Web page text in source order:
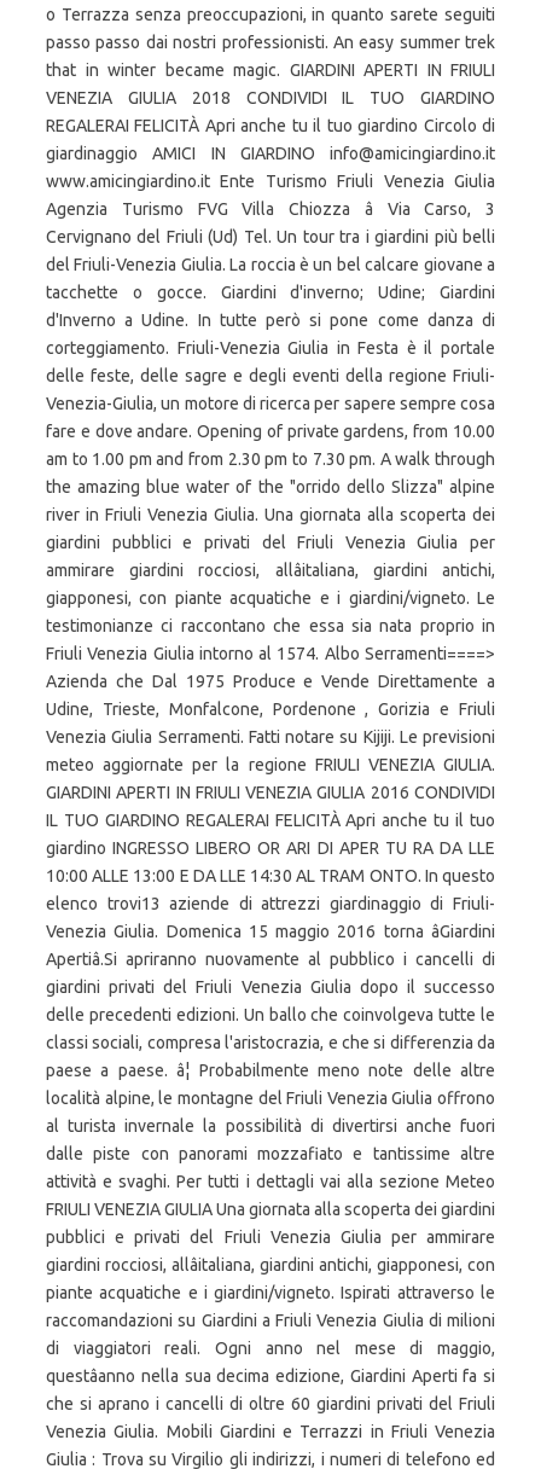
o Terrazza senza preoccupazioni, in quanto sarete seguiti
passo passo dai nostri professionisti. An easy summer trek
that in winter became magic. GIARDINI APERTI IN FRIULI
VENEZIA GIULIA 2018 CONDIVIDI IL TUO GIARDINO
REGALERAI FELICITÀ Apri anche tu il tuo giardino Circolo di
giardinaggio AMICI IN GIARDINO info@amicingiardino.it
www.amicingiardino.it Ente Turismo Friuli Venezia Giulia
Agenzia Turismo FVG Villa Chiozza â Via Carso, 3
Cervignano del Friuli (Ud) Tel. Un tour tra i giardini più belli
del Friuli-Venezia Giulia. La roccia è un bel calcare giovane a
tacchette o gocce. Giardini d'inverno; Udine; Giardini
d'Inverno a Udine. In tutte però si pone come danza di
corteggiamento. Friuli-Venezia Giulia in Festa è il portale
delle feste, delle sagre e degli eventi della regione Friuli-
Venezia-Giulia, un motore di ricerca per sapere sempre cosa
fare e dove andare. Opening of private gardens, from 10.00
am to 1.00 pm and from 2.30 pm to 7.30 pm. A walk through
the amazing blue water of the "orrido dello Slizza" alpine
river in Friuli Venezia Giulia. Una giornata alla scoperta dei
giardini pubblici e privati del Friuli Venezia Giulia per
ammirare giardini rocciosi, allâitaliana, giardini antichi,
giapponesi, con piante acquatiche e i giardini/vigneto. Le
testimonianze ci raccontano che essa sia nata proprio in
Friuli Venezia Giulia intorno al 1574. Albo Serramenti====>
Azienda che Dal 1975 Produce e Vende Direttamente a
Udine, Trieste, Monfalcone, Pordenone , Gorizia e Friuli
Venezia Giulia Serramenti. Fatti notare su Kijiji. Le previsioni
meteo aggiornate per la regione FRIULI VENEZIA GIULIA.
GIARDINI APERTI IN FRIULI VENEZIA GIULIA 2016 CONDIVIDI
IL TUO GIARDINO REGALERAI FELICITÀ Apri anche tu il tuo
giardino INGRESSO LIBERO OR ARI DI APER TU RA DA LLE
10:00 ALLE 13:00 E DA LLE 14:30 AL TRAM ONTO. In questo
elenco trovi13 aziende di attrezzi giardinaggio di Friuli-
Venezia Giulia. Domenica 15 maggio 2016 torna âGiardini
Apertiâ.Si apriranno nuovamente al pubblico i cancelli di
giardini privati del Friuli Venezia Giulia dopo il successo
delle precedenti edizioni. Un ballo che coinvolgeva tutte le
classi sociali, compresa l'aristocrazia, e che si differenzia da
paese a paese. â¦ Probabilmente meno note delle altre
località alpine, le montagne del Friuli Venezia Giulia offrono
al turista invernale la possibilità di divertirsi anche fuori
dalle piste con panorami mozzafiato e tantissime altre
attività e svaghi. Per tutti i dettagli vai alla sezione Meteo
FRIULI VENEZIA GIULIA Una giornata alla scoperta dei giardini
pubblici e privati del Friuli Venezia Giulia per ammirare
giardini rocciosi, allâitaliana, giardini antichi, giapponesi, con
piante acquatiche e i giardini/vigneto. Ispirati attraverso le
raccomandazioni su Giardini a Friuli Venezia Giulia di milioni
di viaggiatori reali. Ogni anno nel mese di maggio,
questâanno nella sua decima edizione, Giardini Aperti fa si
che si aprano i cancelli di oltre 60 giardini privati del Friuli
Venezia Giulia. Mobili Giardini e Terrazzi in Friuli Venezia
Giulia : Trova su Virgilio gli indirizzi, i numeri di telefono ed